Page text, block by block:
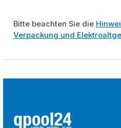
Bitte beachten Sie die
Verpackung und